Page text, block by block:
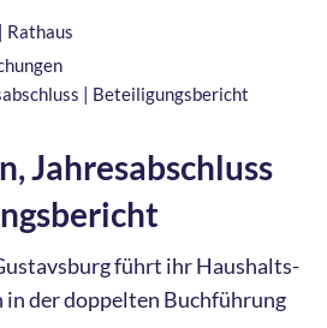
Rathaus
| Beteiligungsbericht
Jahresabschluss
führt ihr Haushalts-
in der doppelten Buchführung